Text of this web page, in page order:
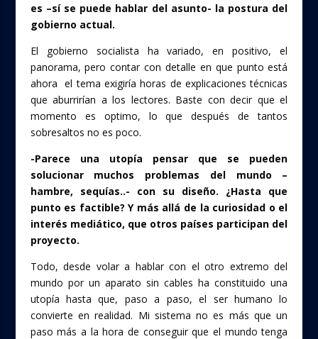
es –sí se puede hablar del asunto- la postura del
gobierno actual.
El gobierno socialista ha variado, en positivo, el
panorama, pero contar con detalle en que punto está
ahora el tema exigiría horas de explicaciones técnicas
que aburrirían a los lectores. Baste con decir que el
momento es optimo, lo que después de tantos
sobresaltos no es poco.
-Parece una utopía pensar que se pueden
solucionar muchos problemas del mundo –
hambre, sequías..- con su diseño. ¿Hasta que
punto es factible? Y más allá de la curiosidad o el
interés mediático, que otros países participan del
proyecto.
Todo, desde volar a hablar con el otro extremo del
mundo por un aparato sin cables ha constituido una
utopía hasta que, paso a paso, el ser humano lo
convierte en realidad. Mi sistema no es más que un
paso más a la hora de conseguir que el mundo tenga